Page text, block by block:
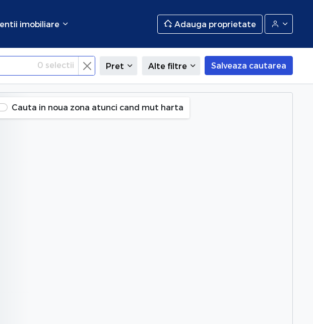
imobiliare Adauga proprietate
0 selectii Pret Alte filtre Salveaza cautarea
Cauta in noua zona atunci cand mut harta